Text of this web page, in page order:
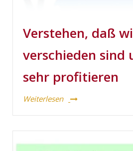
Verstehen, daß
verschieden sind
sehr profitieren
Weiterlesen